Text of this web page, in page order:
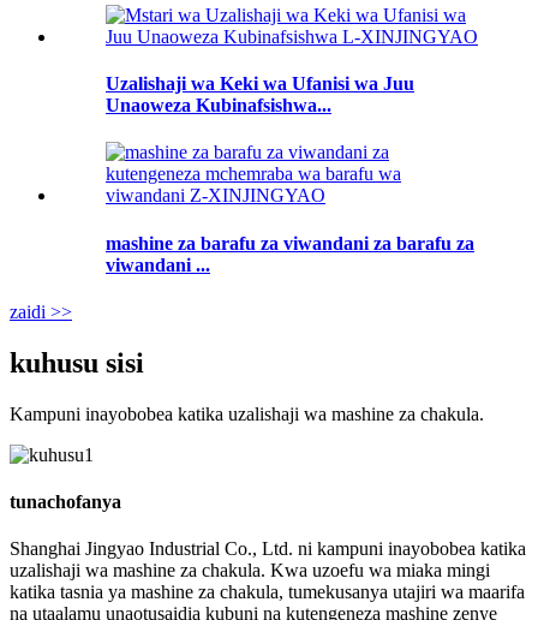
Uzalishaji wa Keki wa Ufanisi wa Juu
Unaoweza Kubinafsishwa...
mashine za barafu za viwandani za barafu za
viwandani ...
zaidi >>
kuhusu sisi
Kampuni inayobobea katika uzalishaji wa mashine za chakula.
tunachofanya
Shanghai Jingyao Industrial Co., Ltd. ni kampuni inayobobea katika
uzalishaji wa mashine za chakula. Kwa uzoefu wa miaka mingi
katika tasnia ya mashine za chakula, tumekusanya utajiri wa maarifa
na utaalamu unaotusaidia kubuni na kutengeneza mashine zenye